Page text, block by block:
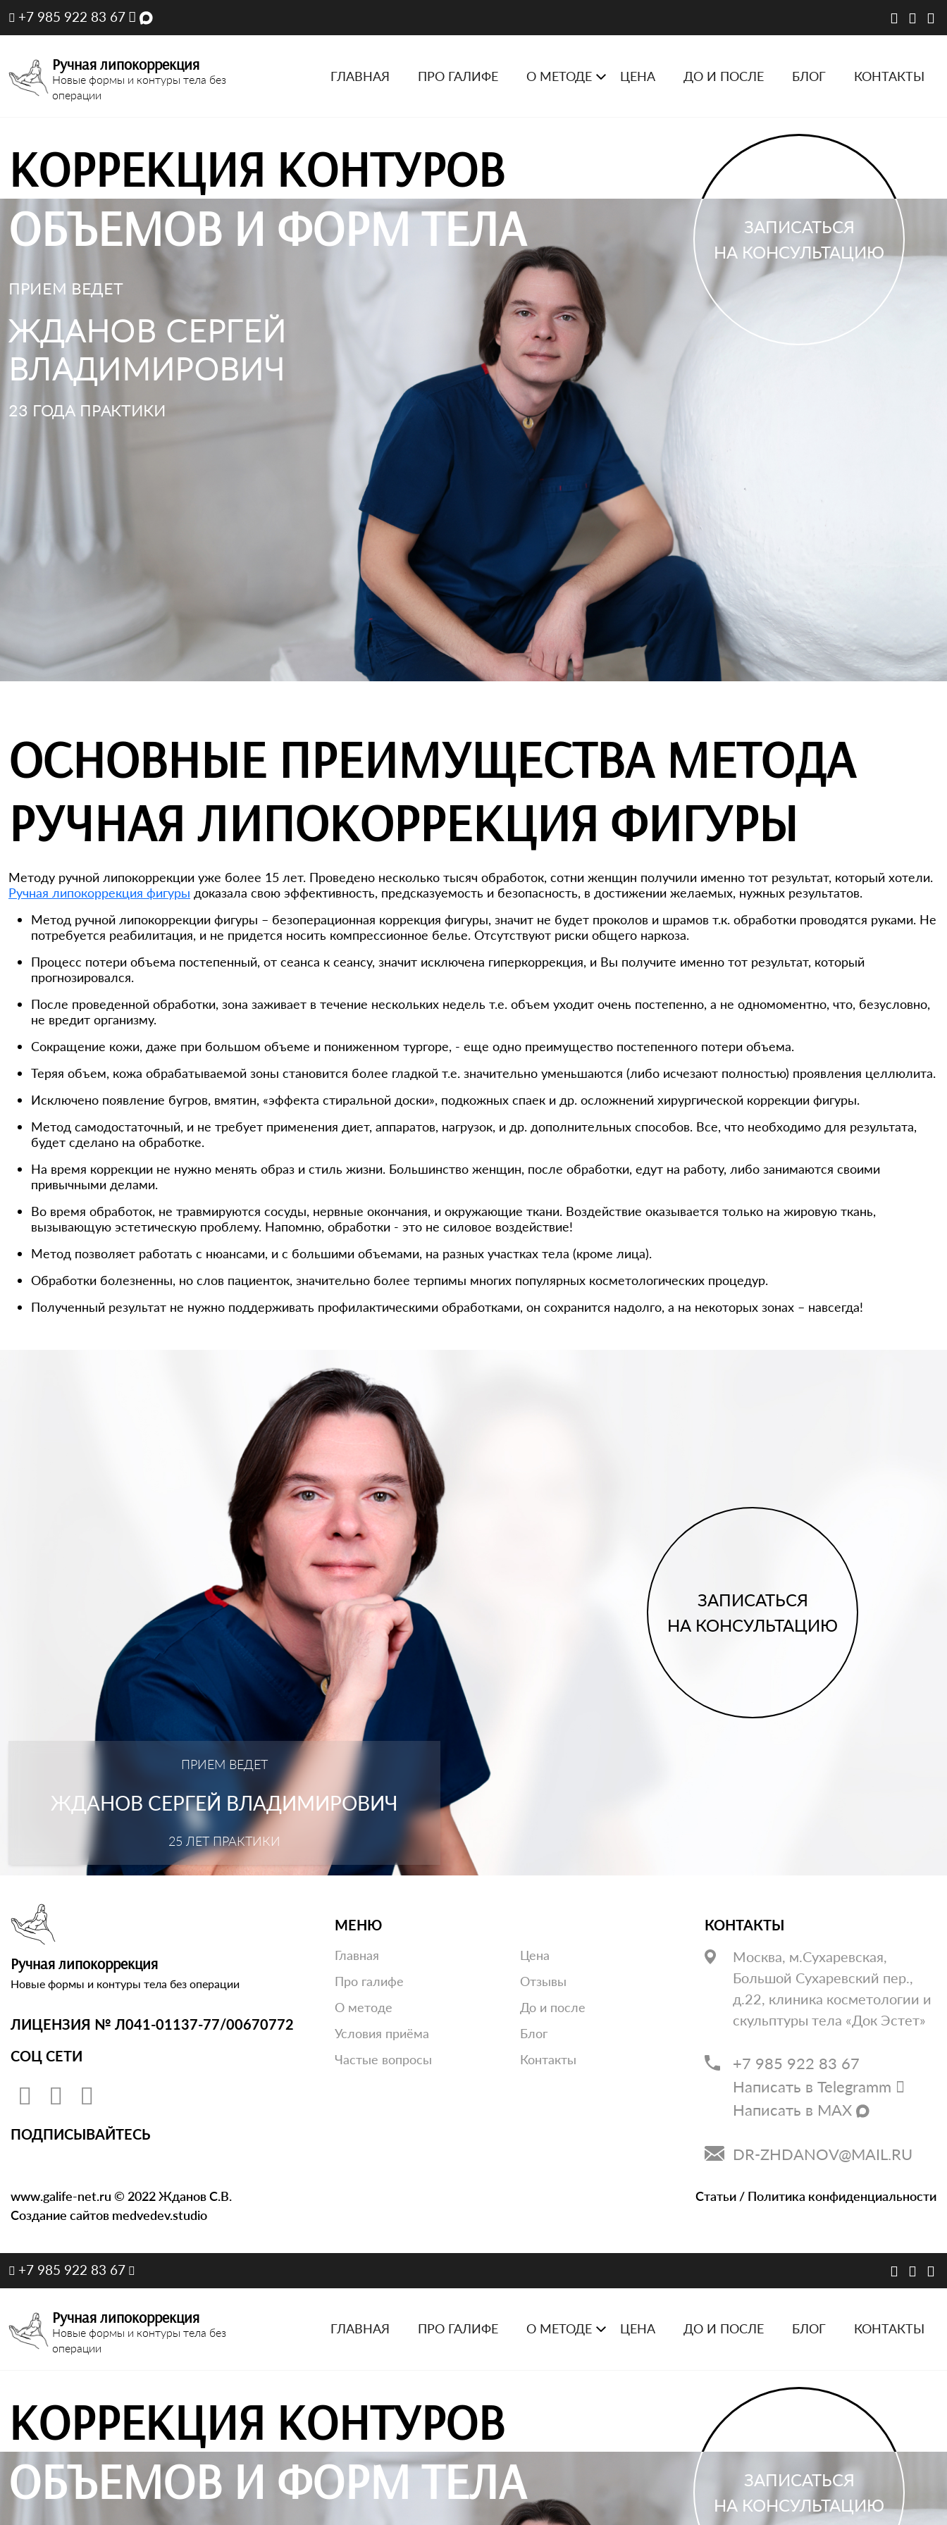
+7 985 922 83 67
Ручная липокоррекция
Новые формы и контуры тела без
операции
ГЛАВНАЯ ПРО ГАЛИФЕ О МЕТОДЕ ЦЕНА ДО И ПОСЛЕ БЛОГ КОНТАКТЫ
КОРРЕКЦИЯ КОНТУРОВ
ОБЪЕМОВ И ФОРМ ТЕЛА
ПРИЕМ ВЕДЕТ
ЖДАНОВ СЕРГЕЙ
ВЛАДИМИРОВИЧ
23 ГОДА ПРАКТИКИ
ЗАПИСАТЬСЯ
НА КОНСУЛЬТАЦИЮ
ОСНОВНЫЕ ПРЕИМУЩЕСТВА МЕТОДА
РУЧНАЯ ЛИПОКОРРЕКЦИЯ ФИГУРЫ
Методу ручной липокоррекции уже более 15 лет. Проведено несколько тысяч обработок, сотни женщин получили именно тот результат, который хотели.
Ручная липокоррекция фигуры доказала свою эффективность, предсказуемость и безопасность, в достижении желаемых, нужных результатов.
Метод ручной липокоррекции фигуры – безоперационная коррекция фигуры, значит не будет проколов и шрамов т.к. обработки проводятся руками. Не
потребуется реабилитация, и не придется носить компрессионное белье. Отсутствуют риски общего наркоза.
Процесс потери объема постепенный, от сеанса к сеансу, значит исключена гиперкоррекция, и Вы получите именно тот результат, который
прогнозировался.
После проведенной обработки, зона заживает в течение нескольких недель т.е. объем уходит очень постепенно, а не одномоментно, что, безусловно,
не вредит организму.
Сокращение кожи, даже при большом объеме и пониженном тургоре, - еще одно преимущество постепенного потери объема.
Теряя объем, кожа обрабатываемой зоны становится более гладкой т.е. значительно уменьшаются (либо исчезают полностью) проявления целлюлита.
Исключено появление бугров, вмятин, «эффекта стиральной доски», подкожных спаек и др. осложнений хирургической коррекции фигуры.
Метод самодостаточный, и не требует применения диет, аппаратов, нагрузок, и др. дополнительных способов. Все, что необходимо для результата,
будет сделано на обработке.
На время коррекции не нужно менять образ и стиль жизни. Большинство женщин, после обработки, едут на работу, либо занимаются своими
привычными делами.
Во время обработок, не травмируются сосуды, нервные окончания, и окружающие ткани. Воздействие оказывается только на жировую ткань,
вызывающую эстетическую проблему. Напомню, обработки - это не силовое воздействие!
Метод позволяет работать с нюансами, и с большими объемами, на разных участках тела (кроме лица).
Обработки болезненны, но слов пациенток, значительно более терпимы многих популярных косметологических процедур.
Полученный результат не нужно поддерживать профилактическими обработками, он сохранится надолго, а на некоторых зонах – навсегда!
ПРИЕМ ВЕДЕТ
ЖДАНОВ СЕРГЕЙ ВЛАДИМИРОВИЧ
25 ЛЕТ ПРАКТИКИ
ЗАПИСАТЬСЯ
НА КОНСУЛЬТАЦИЮ
Ручная липокоррекция
Новые формы и контуры тела без операции
ЛИЦЕНЗИЯ № Л041-01137-77/00670772
СОЦ СЕТИ
ПОДПИСЫВАЙТЕСЬ
МЕНЮ
Главная
Про галифе
О методе
Условия приёма
Частые вопросы
Цена
Отзывы
До и после
Блог
Контакты
КОНТАКТЫ
Москва, м.Сухаревская,
Большой Сухаревский пер.,
д.22, клиника косметологии и
скульптуры тела «Док Эстет»
+7 985 922 83 67
Написать в Telegramm
Написать в MAX
DR-ZHDANOV@MAIL.RU
www.galife-net.ru © 2022 Жданов С.В.
Создание сайтов medvedev.studio
Статьи / Политика конфиденциальности
+7 985 922 83 67
Ручная липокоррекция
Новые формы и контуры тела без
операции
ГЛАВНАЯ ПРО ГАЛИФЕ О МЕТОДЕ ЦЕНА ДО И ПОСЛЕ БЛОГ КОНТАКТЫ
КОРРЕКЦИЯ КОНТУРОВ
ОБЪЕМОВ И ФОРМ ТЕЛА
ЗАПИСАТЬСЯ
НА КОНСУЛЬТАЦИЮ